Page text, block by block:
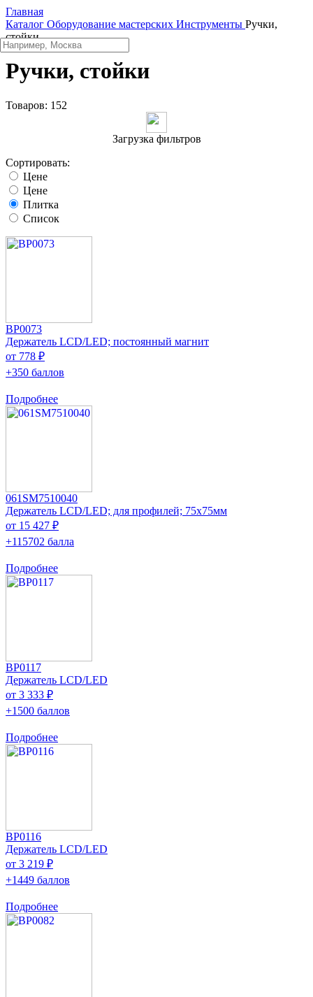
Главная
Каталог Оборудование мастерских Инструменты Ручки,
стойки
Ручки, стойки
Товаров: 152
Загрузка фильтров
Сортировать:
Цене
Цене
Плитка
Список
BP0073
Держатель LCD/LED; постоянный магнит
от 778 ₽
+350 баллов
Подробнее
061SM7510040
Держатель LCD/LED; для профилей; 75x75мм
от 15 427 ₽
+115702 балла
Подробнее
BP0117
Держатель LCD/LED
от 3 333 ₽
+1500 баллов
Подробнее
BP0116
Держатель LCD/LED
от 3 219 ₽
+1449 баллов
Подробнее